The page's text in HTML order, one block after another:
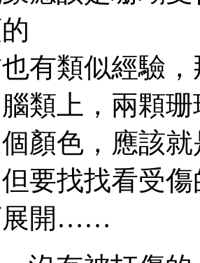
有類似經驗
類上，兩顆
顏色，應該
要找找看受
展開……